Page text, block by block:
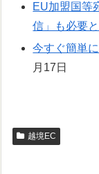
EU加盟国等
信」も必要
今すぐ簡単
月17日
越境EC